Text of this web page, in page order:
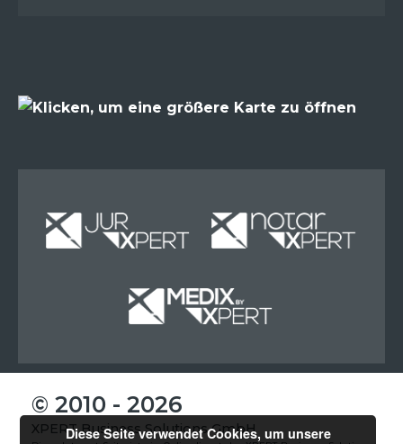
Miete Miete
Miete
© 2010 - 2026
XPERT Business Solutions GmbH
Diese Seite verwendet Cookies, um unsere